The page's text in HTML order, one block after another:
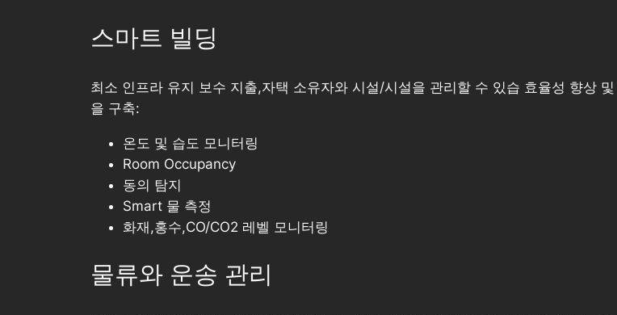
스마트 빌딩
최소 인프라 유지 보수 지출,자택 소유자와 시설/시설을 관리할 수 있습 효율성 향상
을 구축:
온도 및 습도 모니터링
Room Occupancy
동의 탐지
Smart 물 측정
화재,홍수,CO/CO2 레벨 모니터링
물류와 운송 관리